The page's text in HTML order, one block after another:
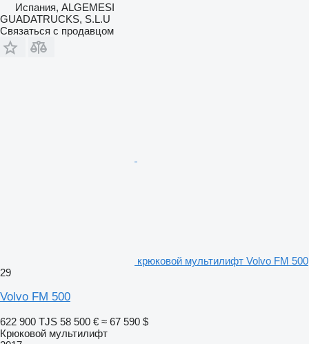
Испания, ALGEMESI
GUADATRUCKS, S.L.U
Связаться с продавцом
крюковой мультилифт Volvo FM 500
29
Volvo FM 500
622 900 TJS 58 500 € ≈ 67 590 $
Крюковой мультилифт